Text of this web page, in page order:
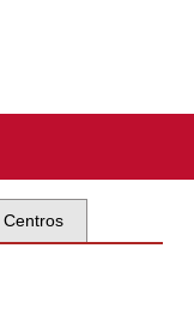
Centros